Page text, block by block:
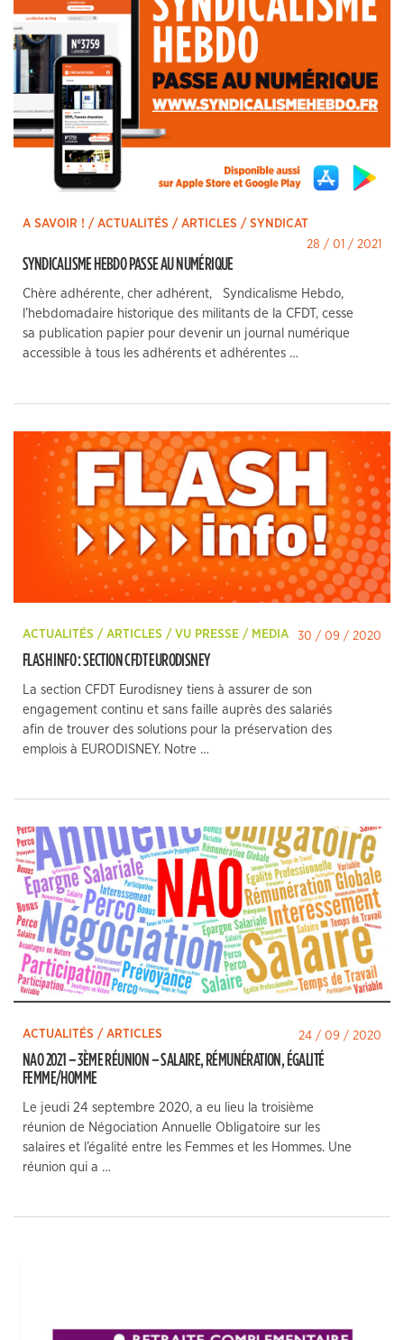
A SAVOIR ! / ACTUALITÉS / ARTICLES / SYNDICAT
28 / 01 / 2021
SYNDICALISME HEBDO PASSE AU NUMÉRIQUE
Chère adhérente, cher adhérent, Syndicalisme Hebdo,
l’hebdomadaire historique des militants de la CFDT, cesse
sa publication papier pour devenir un journal numérique
accessible à tous les adhérents et adhérentes …
ACTUALITÉS / ARTICLES / VU PRESSE / MEDIA 30 / 09 / 2020
FLASH INFO : SECTION CFDT EURODISNEY
La section CFDT Eurodisney tiens à assurer de son
engagement continu et sans faille auprès des salariés
afin de trouver des solutions pour la préservation des
emplois à EURODISNEY. Notre …
ACTUALITÉS / ARTICLES 24 / 09 / 2020
NAO 2021 – 3ÈME RÉUNION – SALAIRE, RÉMUNÉRATION, ÉGALITÉ
FEMME/HOMME
Le jeudi 24 septembre 2020, a eu lieu la troisième
réunion de Négociation Annuelle Obligatoire sur les
salaires et l’égalité entre les Femmes et les Hommes. Une
réunion qui a …